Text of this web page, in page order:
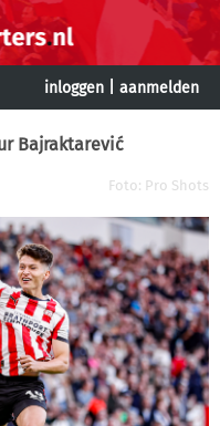
inloggen aanmelden
Bajraktarević
Foto: Pro Shots